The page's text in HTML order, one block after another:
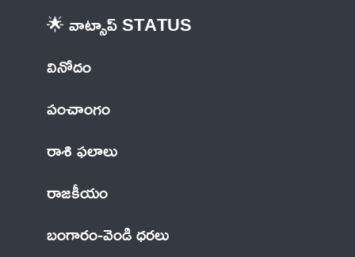
🌟 వాట్సాప్ STATUS
వినోదం
పంచాంగం
రాశి ఫలాలు
రాజకీయం
బంగారం-వెండి ధరలు